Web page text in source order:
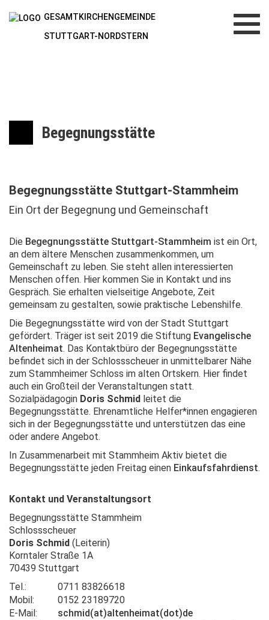
GESAMTKIRCHENGEMEINDE
STUTTGART-NORDSTERN
Begegnungsstätte
Begegnungsstätte Stuttgart-Stammheim
Ein Ort der Begegnung und Gemeinschaft
Die Begegnungsstätte Stuttgart-Stammheim ist ein Ort,
an dem ältere Menschen zusammenkommen, um
Gemeinschaft zu leben. Sie steht allen interessierten
Menschen offen. Hier kommen Sie in Kontakt und ins
Gespräch. Sie erhalten vielseitige Angebote, Zeit
gemeinsam zu gestalten, sowie praktische Lebenshilfe.
Die Begegnungsstätte wird von der Stadt Stuttgart
gefördert. Träger ist seit 2019 die Stiftung Evangelische
Altenheimat. Das Kontaktbüro der Begegnungsstätte
befindet sich in der Schlossscheuer in unmittelbarer Nähe
zum Stammheimer Schloss im alten Ortskern. Hier findet
auch ein Großteil der Veranstaltungen statt.
Sozialpädagogin Doris Schmid leitet die
Begegnungsstätte. Ehrenamtliche Helfer*innen engagieren
sich in der Begegnungsstätte und unterstützen das eine
oder andere Angebot.
In Zusammenarbeit mit Stammheim Aktiv bietet die
Begegnungsstätte jeden Freitag einen Einkaufsfahrdienst.
Kontakt und Veranstaltungsort
Begegnungsstätte Stammheim
Schlossscheuer
Doris Schmid (Leiterin)
Korntaler Straße 1A
70439 Stuttgart
Tel.:
0711 83826618
Mobil:
0152 23189720
E-Mail:
schmid(at)altenheimat(dot)de